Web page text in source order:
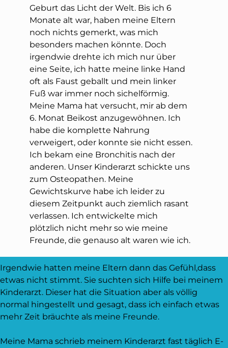
Geburt das Licht der Welt. Bis ich 6
Monate alt war, haben meine Eltern
noch nichts gemerkt, was mich
besonders machen könnte. Doch
irgendwie drehte ich mich nur über
eine Seite, ich hatte meine linke Hand
oft als Faust geballt und mein linker
Fuß war immer noch sichelförmig.
Meine Mama hat versucht, mir ab dem
6. Monat Beikost anzugewöhnen. Ich
habe die komplette Nahrung
verweigert, oder konnte sie nicht essen.
Ich bekam eine Bronchitis nach der
anderen. Unser Kinderarzt schickte uns
zum Osteopathen. Meine
Gewichtskurve habe ich leider zu
diesem Zeitpunkt auch ziemlich rasant
verlassen. Ich entwickelte mich
plötzlich nicht mehr so wie meine
Freunde, die genauso alt waren wie ich.
Irgendwie hatten meine Eltern dann das Gefühl,dass
etwas nicht stimmt. Sie suchten sich Hilfe bei meinem
Kinderarzt. Dieser hat die Situation aber als völlig
normal hingestellt und gesagt, dass ich einfach etwas
mehr Zeit bräuchte als meine Freunde.
Meine Mama schrieb meinem Kinderarzt fast täglich E-